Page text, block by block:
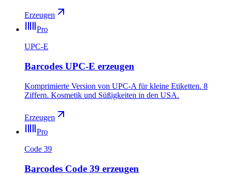
Erzeugen
Pro
UPC-E
Barcodes UPC-E erzeugen
Komprimierte Version von UPC-A für kleine Etiketten. 8
Ziffern. Kosmetik und Süßigkeiten in den USA.
Erzeugen
Pro
Code 39
Barcodes Code 39 erzeugen